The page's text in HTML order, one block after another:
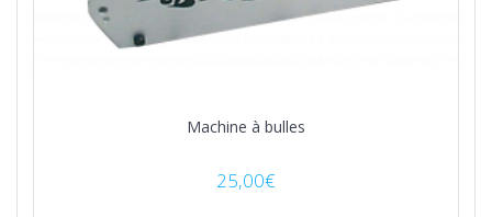
Machine à bulles
25,00€